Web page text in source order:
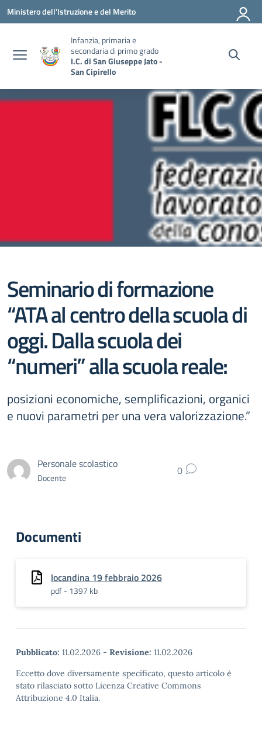
Vai ai contenuti
Vai al menu di navigazione
Vai al footer
Ministero dell'Istruzione e del Merito
Infanzia, primaria e
secondaria di primo grado
I.C. di San Giuseppe Jato -
San Cipirello
Seminario di formazione
“ATA al centro della scuola di
oggi. Dalla scuola dei
“numeri” alla scuola reale:
posizioni economiche, semplificazioni, organici
e nuovi parametri per una vera valorizzazione.”
Personale scolastico
Docente 0
Documenti
locandina 19 febbraio 2026
pdf - 1397 kb
Pubblicato: 11.02.2026 - Revisione: 11.02.2026
Eccetto dove diversamente specificato, questo articolo è
stato rilasciato sotto Licenza Creative Commons
Attribuzione 4.0 Italia.